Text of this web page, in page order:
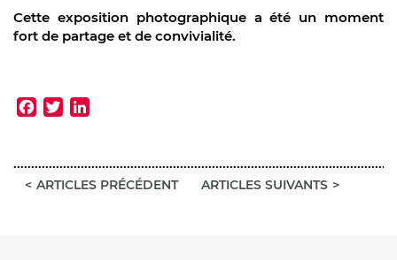
Cette exposition photographique a été un moment
fort de partage et de convivialité.
Facebook
Twitter
ARTICLES PRÉCÉDENT ARTICLES SUIVANTS